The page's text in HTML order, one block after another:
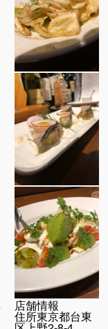
店舗情報
住所東京都台東